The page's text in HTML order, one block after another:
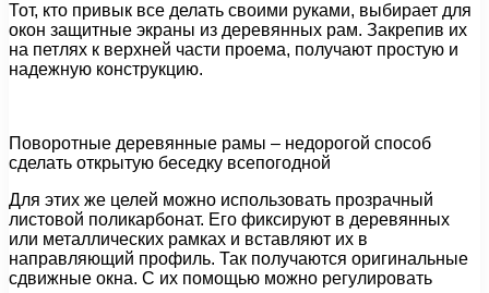
Тот, кто привык все делать своими руками, выбирает для
окон защитные экраны из деревянных рам. Закрепив их
на петлях к верхней части проема, получают простую и
надежную конструкцию.
Поворотные деревянные рамы – недорогой способ
сделать открытую беседку всепогодной
Для этих же целей можно использовать прозрачный
листовой поликарбонат. Его фиксируют в деревянных
или металлических рамках и вставляют их в
направляющий профиль. Так получаются оригинальные
сдвижные окна. С их помощью можно регулировать